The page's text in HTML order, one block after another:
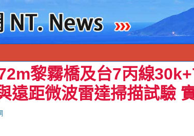
黎霧橋及台7丙線
遠距微波雷達掃描試驗